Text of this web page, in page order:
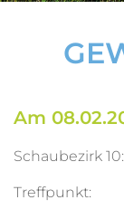
Am
Schaubezirk
Treffpunkt: